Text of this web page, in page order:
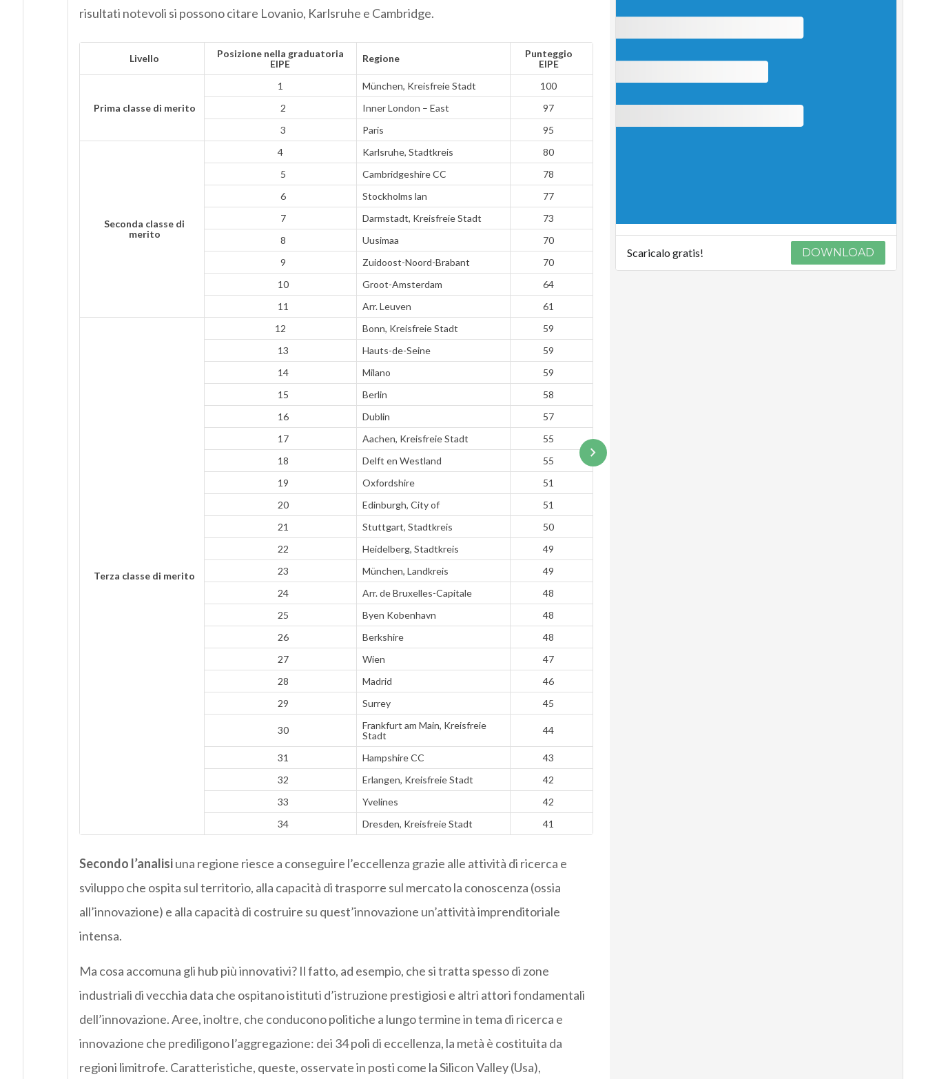
risultati notevoli si possono citare Lovanio, Karlsruhe e Cambridge.
Livello
Posizione nella graduatoria
EIPE
Regione
Punteggio
EIPE
Prima classe di merito
1 München, Kreisfreie Stadt
100
2
Inner London – East
97
3
Paris 95
Seconda classe di
merito
4 Karlsruhe, Stadtkreis
80
5
Cambridgeshire CC
78
6
Stockholms lan
77
7
Darmstadt, Kreisfreie Stadt
73
8
Uusimaa
70
9
Zuidoost-Noord-Brabant
70
10
Groot-Amsterdam
64
11
Arr. Leuven 61
Terza classe di merito
12 Bonn, Kreisfreie Stadt
59
13
Hauts-de-Seine
59
14
Milano
59
15
Berlin
58
16
Dublin
57
17
Aachen, Kreisfreie Stadt
55
18
Delft en Westland
55
19
Oxfordshire
51
20
Edinburgh, City of
51
21
Stuttgart, Stadtkreis
50
22
Heidelberg, Stadtkreis
49
23
München, Landkreis
49
24
Arr. de Bruxelles-Capitale
48
25
Byen Kobenhavn
48
26
Berkshire
48
27
Wien
47
28
Madrid
46
29
Surrey 45
30
Frankfurt am Main, Kreisfreie
Stadt
44
31 Hampshire CC
43
32
Erlangen, Kreisfreie Stadt
42
33
Yvelines
42
34
Dresden, Kreisfreie Stadt 41
Secondo l’analisiuna regione riesce a conseguire l’eccellenza grazie alle attività di ricerca e
sviluppo che ospita sul territorio, alla capacità di trasporre sul mercato la conoscenza (ossia
all’innovazione) e alla capacità di costruire su quest’innovazione un’attività imprenditoriale
intensa.
Ma cosa accomuna gli hub più innovativi? Il fatto, ad esempio, che si tratta spesso di zone
industriali di vecchia data che ospitano istituti d’istruzione prestigiosi e altri attori fondamentali
dell’innovazione. Aree, inoltre, che conducono politiche a lungo termine in tema di ricerca e
innovazione che prediligono l’aggregazione: dei 34 poli di eccellenza, la metà è costituita da
regioni limitrofe. Caratteristiche, queste, osservate in posti come la Silicon Valley (Usa),
Scaricalo gratis! DOWNLOAD